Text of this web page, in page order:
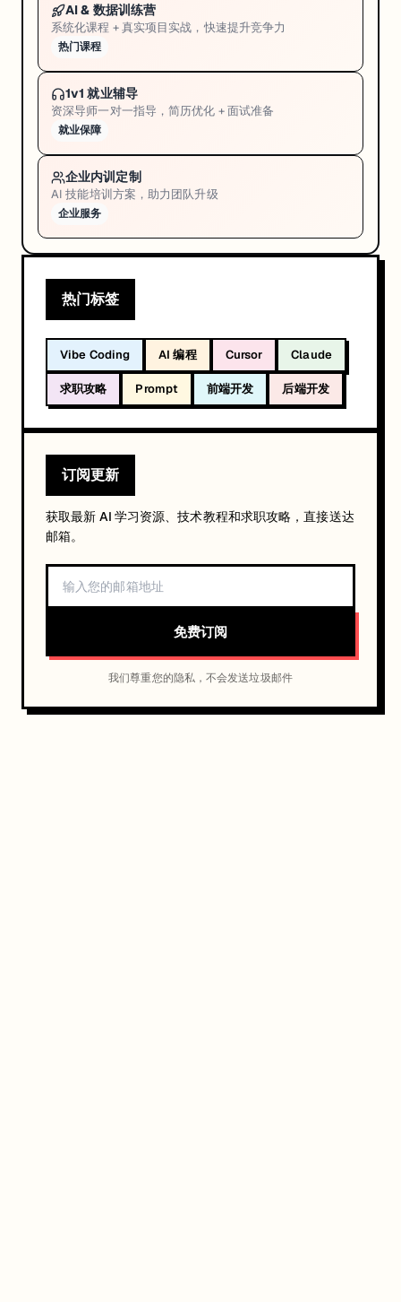
AI & 数据训练营
系统化课程 + 真实项目实战，快速提升竞争力
热门课程
1v1 就业辅导
资深导师一对一指导，简历优化 + 面试准备
就业保障
企业内训定制
AI 技能培训方案，助力团队升级
企业服务
热门标签
Vibe Coding AI 编程 Cursor Claude
求职攻略 Prompt 前端开发 后端开发
订阅更新
获取最新 AI 学习资源、技术教程和求职攻略，直接送达
邮箱。
免费订阅
我们尊重您的隐私，不会发送垃圾邮件